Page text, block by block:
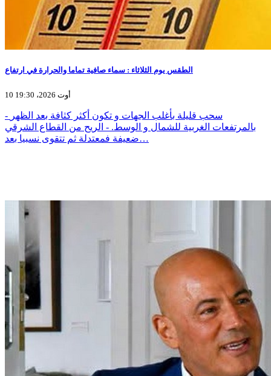
الطقس يوم الثلاثاء : سماء صافية تماما والحرارة في ارتفاع
10 أوت 2026، 19:30
- سحب قليلة بأغلب الجهات و تكون أكثر كثافة بعد الظهر
بالمرتفعات الغربية للشمال و الوسط. - الريح من القطاع الشرقي
ضعيفة فمعتدلة ثم تتقوى نسبيا بعد…